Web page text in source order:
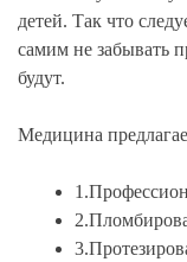
детей. Так что
самим не забывать
будут.
Медицина